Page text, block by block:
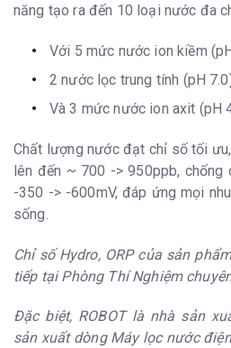
Lưu lượng nước
60 - 180 lít/h
Tỉ lệ lấy nước
100%, Nếu lấy
vòi phụ sử dụng
RMC - màn
Loại màn hình
LCD
Hiển thị đa
đa ngôn ngữ
Thông báo hoạt
động máy bằng
giọng nói
Việt & Anh
10 loại nước sử
dụng
5 mức ion kiềm:
8.5/9.0/9.5/
4.5/5.0/5.5 2
Nhiệt độ nước
nóng
Tùy chọn 450 /
năng tạo ra đến 10 loại nước đa
Với 5 mức nước ion kiềm
2 nước lọc trung tính (pH
Và 3 mức nước ion axit (pH
Chất lượng nước đạt chỉ số tối
lên đến ~ 700 -> 950ppb, chống
-350 -> -600mV, đáp ứng mọi
sống.
Chỉ số Hydro, ORP của sản
tiếp tại Phòng Thí Nghiệm
Đặc biệt, ROBOT là nhà sản
sản xuất dòng Máy lọc nước